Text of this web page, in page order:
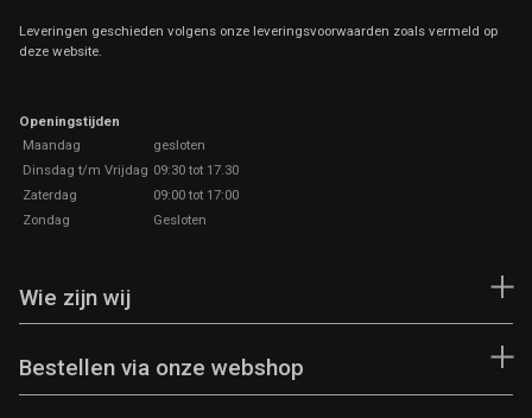
Leveringen geschieden volgens onze leveringsvoorwaarden zoals vermeld op
deze website.
Openingstijden
Maandag
gesloten
Dinsdag t/m Vrijdag 09:30 tot 17.30
Zaterdag
09:00 tot 17:00
Zondag
Gesloten
Wie zijn wij
Bestellen via onze webshop